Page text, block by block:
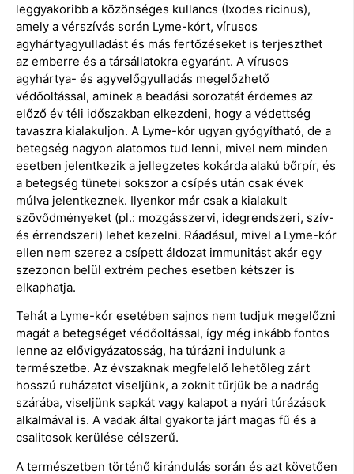
leggyakoribb a közönséges kullancs (Ixodes ricinus),
amely a vérszívás során Lyme-kórt, vírusos
agyhártyagyulladást és más fertőzéseket is terjeszthet
az emberre és a társállatokra egyaránt. A vírusos
agyhártya- és agyvelőgyulladás megelőzhető
védőoltással, aminek a beadási sorozatát érdemes az
előző év téli időszakban elkezdeni, hogy a védettség
tavaszra kialakuljon. A Lyme-kór ugyan gyógyítható, de a
betegség nagyon alatomos tud lenni, mivel nem minden
esetben jelentkezik a jellegzetes kokárda alakú bőrpír, és
a betegség tünetei sokszor a csípés után csak évek
múlva jelentkeznek. Ilyenkor már csak a kialakult
szövődményeket (pl.: mozgásszervi, idegrendszeri, szív-
és érrendszeri) lehet kezelni. Ráadásul, mivel a Lyme-kór
ellen nem szerez a csípett áldozat immunitást akár egy
szezonon belül extrém peches esetben kétszer is
elkaphatja.
Tehát a Lyme-kór esetében sajnos nem tudjuk megelőzni
magát a betegséget védőoltással, így még inkább fontos
lenne az elővigyázatosság, ha túrázni indulunk a
természetbe. Az évszaknak megfelelő lehetőleg zárt
hosszú ruházatot viseljünk, a zoknit tűrjük be a nadrág
szárába, viseljünk sapkát vagy kalapot a nyári túrázások
alkalmával is. A vadak által gyakorta járt magas fű és a
csalitosok kerülése célszerű.
A természetben történő kirándulás során és azt követően